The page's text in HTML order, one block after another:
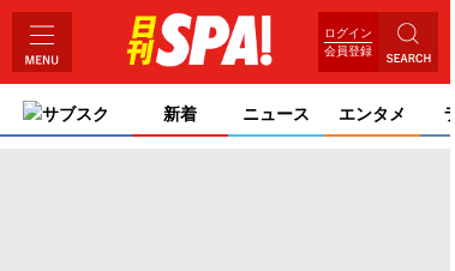
ログイン
会員登録
サブスク 新着 ニュース エンタメ